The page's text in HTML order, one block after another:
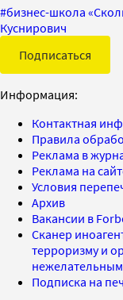
#бизнес-школа
Куснирович
Подписаться
Информация:
Контактная
Правила
Реклама в
Реклама на
Условия
Архив
Вакансии в
Сканер
терроризму и
Подписка на